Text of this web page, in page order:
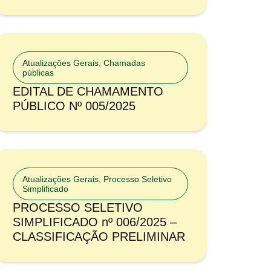
Atualizações Gerais Chamadas
públicas
EDITAL DE CHAMAMENTO
PÚBLICO Nº 005/2025
Atualizações Gerais Processo Seletivo
Simplificado
PROCESSO SELETIVO
SIMPLIFICADO nº 006/2025 –
CLASSIFICAÇÃO PRELIMINAR